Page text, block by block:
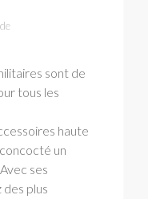
sont de
tous les
haute
un
ses
plus